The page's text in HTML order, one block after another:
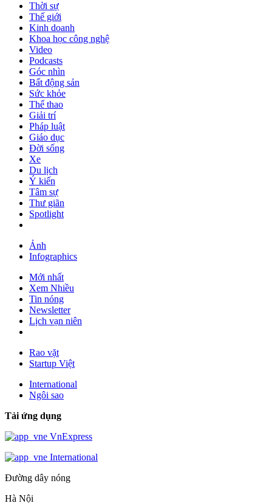
Thời sự
Thế giới
Kinh doanh
Khoa học công nghệ
Video
Podcasts
Góc nhìn
Bất động sản
Sức khỏe
Thể thao
Giải trí
Pháp luật
Giáo dục
Đời sống
Xe
Du lịch
Ý kiến
Tâm sự
Thư giãn
Spotlight
Ảnh
Infographics
Mới nhất
Xem Nhiều
Tin nóng
Newsletter
Lịch vạn niên
Rao vặt
Startup Việt
International
Ngôi sao
Tải ứng dụng
VnExpress
International
Đường dây nóng
Hà Nội